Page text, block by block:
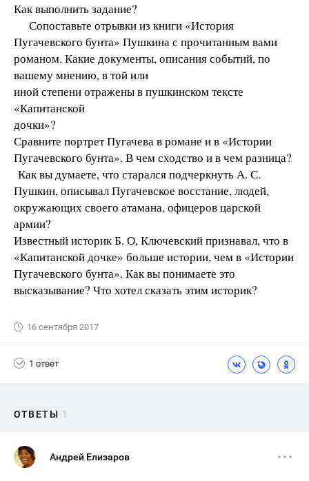
Как выполнить задание?
Сопоставьте отрывки из книги «История
Пугачевского бунта» Пушкина с прочитанным вами
романом. Какие документы, описания событий, по
вашему мнению, в той или
иной степени отражены в пушкинском тексте
«Капитанской
дочки»?
Сравните портрет Пугачева в романе и в «Истории
Пугачевского бунта». В чем сходство и в чем разница?
Как вы думаете, что старался подчеркнуть А. С.
Пушкин, описывал Пугачевское восстание, людей,
окружающих своего атамана, офицеров царской
армии?
Известный историк Б. О, Ключевский признавал, что в
«Капитанской дочке» больше истории, чем в «Истории
Пугачевского бунта». Как вы понимаете это
высказывание? Что хотел сказать этим историк?
16 сентября 2017
1 ответ
ОТВЕТЫ 1
Андрей Елизаров